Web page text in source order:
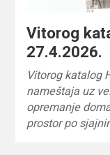
Vitorog
27.4.2026.
Vitorog katalog
nameštaja uz
opremanje
prostor po